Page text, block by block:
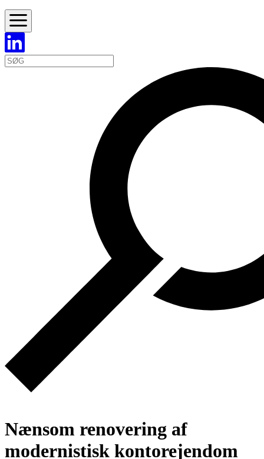
Nænsom renovering af
modernistisk kontorejendom